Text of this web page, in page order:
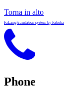
Torna in alto
FaLang translation system by Faboba
Phone